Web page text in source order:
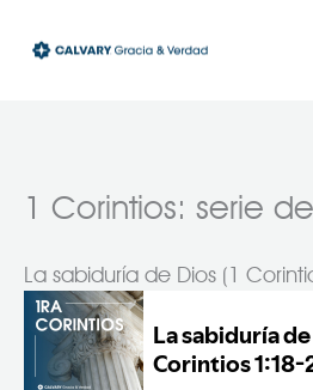
1 Corintios: serie
La sabiduría de Dios (1